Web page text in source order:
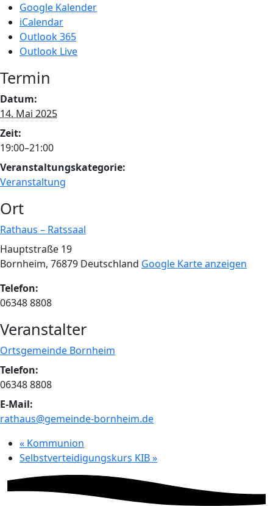
Google Kalender
iCalendar
Outlook 365
Outlook Live
Termin
Datum:
14. Mai 2025
Zeit:
19:00–21:00
Veranstaltungskategorie:
Veranstaltung
Ort
Rathaus – Ratssaal
Hauptstraße 19
Bornheim, 76879 Deutschland Google Karte anzeigen
Telefon:
06348 8808
Veranstalter
Ortsgemeinde Bornheim
Telefon:
06348 8808
E-Mail:
rathaus@gemeinde-bornheim.de
« Kommunion
Selbstverteidigungskurs KIB»